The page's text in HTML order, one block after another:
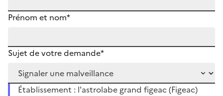
Prénom et nom*
Sujet de votre demande*
Établissement : l'astrolabe grand figeac (Figeac)